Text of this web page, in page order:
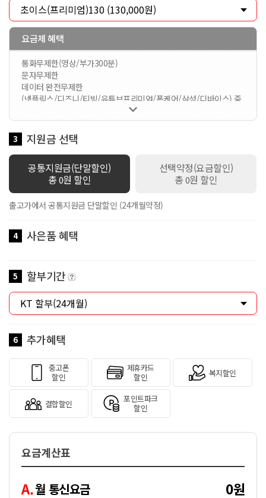
요금제 혜택
통화무제한(영상/부가300분)
문자무제한
데이터 완전무제한
(넷플릭스/디즈니/티빙/유튜브프리미엄/폰케어/삼성/디바이스) 중
1가지 선택 가능한 요금제입니다 / 멤버십VVIP / 공유데이터
100GB 제공 / 로밍데이터 1Mbps / 데이터쉐어링 1회선 무료 / 스
마트기기 2회선 무료 / 만 18세 이하 가입시 스쿨덤(공유데이터 2배
제공+안심박스)자동적용 / 만19세이상 ~ 만34세이하 가입시 Y덤(공
유데이터 2배 제공)자동적용

3 지원금 선택
공통지원금(단말할인)
총0원 할인
선택약정(요금할인)
총0원 할인
출고가에서 공통지원금 단말할인 (24개월약정)
4 사은품 혜택
5 할부기간
6 추가혜택
중고폰
할인
제휴카드
할인
복지할인
결합할인
포인트파크
할인
요금계산표
A.월 통신요금 0원